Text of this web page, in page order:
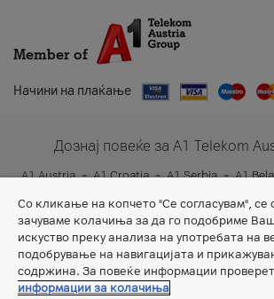
Member of
Начини на плаќање
Дознај повеќе за A1 Telekom
A1 Austria A1 Croatia A1 Serbia A1
A1 Slovenia
A1 Digital
Со кликање на копчето "Се согласувам", се
зачуваме колачиња за да го подобриме
искуство преку анализа на употребата на
подобрување на навигацијата и
содржина. За повеќе информации
информации за колачиња